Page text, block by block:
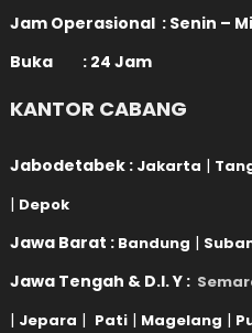
Jam Operasional : Senin –
Buka : 24 Jam
KANTOR CABANG
Jabodetabek : Jakarta |
| Depok
Jawa Barat : Bandung |
Jawa Tengah & D.I. Y :
| Jepara | Pati | Magelang |